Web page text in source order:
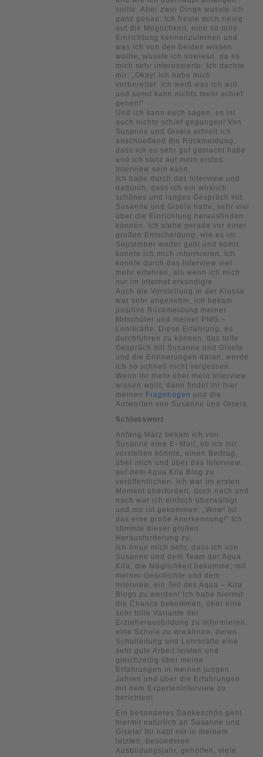
sollte. Aber zwei Dinge wusste ich
ganz genau: Ich freute mich riesig
auf die Möglichkeit, eine so tolle
Einrichtung kennenzulernen und
was ich von den beiden wissen
wollte, wusste ich sowieso, da es
mich sehr interessierte. Ich dachte
mir: „Okay! Ich habe mich
vorbereitet. Ich weiß was ich will
und somit kann nichts mehr schief
gehen!“
Und ich kann euch sagen, es ist
auch nichts schief gegangen! Von
Susanne und Gisela erhielt ich
anschließend die Rückmeldung,
dass ich es sehr gut gemacht habe
und ich stolz auf mein erstes
Interview sein kann.
Ich habe durch das Interview und
dadurch, dass ich ein wirklich
schönes und langes Gespräch mit
Susanne und Gisela hatte, sehr viel
über die Einrichtung herausfinden
können. Ich stehe gerade vor einer
großen Entscheidung, wie es im
September weiter geht und somit
konnte ich mich informieren. Ich
konnte durch das Interview viel
mehr erfahren, als wenn ich mich
nur im Internet erkundigte.
Auch die Vorstellung in der Klasse
war sehr angenehm, ich bekam
positive Rückmeldung meiner
Mitschüler und meiner PMG –
Lehrkräfte. Diese Erfahrung, es
durchführen zu können, das tolle
Gespräch mit Susanne und Gisela
und die Erinnerungen daran, werde
ich so schnell nicht vergessen.
Wenn ihr mehr über mein Interview
wissen wollt, dann findet ihr hier
meinen Fragebogen und die
Antworten von Susanne und Gisela.
Schlusswort
Anfang März bekam ich von
Susanne eine E–Mail, ob ich mir
vorstellen könnte, einen Beitrag,
über mich und über das Interview,
auf dem Aqua Kita Blog zu
veröffentlichen. Ich war im ersten
Moment überfordert, doch nach und
nach war ich einfach überwältigt
und mir ist gekommen: „Wow! Ist
das eine große Anerkennung!“ Ich
stimmte dieser großen
Herausforderung zu.
Ich freue mich sehr, dass ich von
Susanne und dem Team der Aqua
Kita, die Möglichkeit bekomme, mit
meiner Geschichte und dem
Interview, ein Teil des Aqua – Kita
Blogs zu werden! Ich habe hiermit
die Chance bekommen, über eine
sehr tolle Variante der
Erzieherausbildung zu informieren,
eine Schule zu erwähnen, deren
Schulleitung und Lehrkräfte eine
sehr gute Arbeit leisten und
gleichzeitig über meine
Erfahrungen in meinen jungen
Jahren und über die Erfahrungen
mit dem Experteninterview zu
berichten!
Ein besonderes Dankeschön geht
hiermit natürlich an Susanne und
Gisela! Ihr habt mir in meinem
letzten, besonderen
Ausbildungsjahr, geholfen, viele